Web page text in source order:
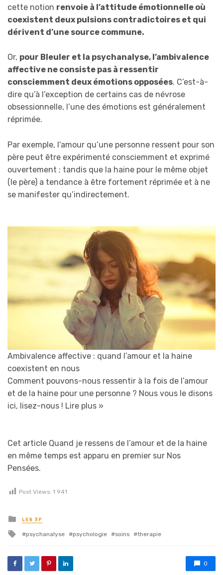
cette notion renvoie à l’attitude émotionnelle où
coexistent deux pulsions contradictoires et qui
dérivent d’une source commune.
Or, pour Bleuler et la psychanalyse, l’ambivalence
affective ne consiste pas à ressentir
consciemment deux émotions opposées. C’est-à-
dire qu’à l’exception de certains cas de névrose
obsessionnelle, l’une des émotions est généralement
réprimée.
Par exemple, l’amour qu’une personne ressent pour son
père peut être expérimenté consciemment et exprimé
ouvertement ; tandis que la haine pour le même objet
(le père) a tendance à être fortement réprimée et à ne
se manifester qu’indirectement.
Ambivalence affective : quand l’amour et la haine
coexistent en nous
Comment pouvons-nous ressentir à la fois de l’amour
et de la haine pour une personne ? Nous vous le disons
ici, lisez-nous ! Lire plus »
Cet article Quand je ressens de l’amour et de la haine
en même temps est apparu en premier sur Nos
Pensées.
Post Views: 1 941
Posted in
LES 3P
Tagged with
psychanalyse psychologie soins therapie
0